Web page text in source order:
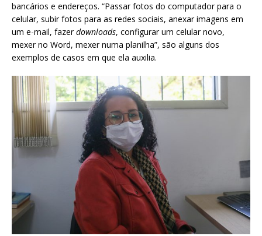
bancários e endereços. “Passar fotos do computador para o
celular, subir fotos para as redes sociais, anexar imagens em
um e-mail, fazerdownloads, configurar um celular novo,
mexer no Word, mexer numa planilha”, são alguns dos
exemplos de casos em que ela auxilia.